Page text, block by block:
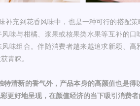
补充到花香风味中，也是一种可行的搭配
风味与柑橘、浆果或核果类水果等互补的
风味组合。伴随消费者越来越追求新颖、
青睐。
特清新的香气外，产品本身的高颜值也是得
更好地呈现，在颜值经济的当下吸引消费